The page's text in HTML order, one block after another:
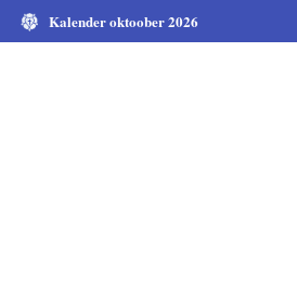
Kalender oktoober 2026